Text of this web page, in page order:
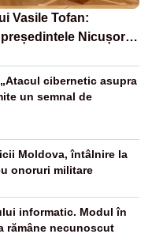
Vasile Tofan:
Nicușor
cibernetic asupra
un semnal de
Moldova, întâlnire la
onoruri militare
informatic. Modul în
rămâne necunoscut